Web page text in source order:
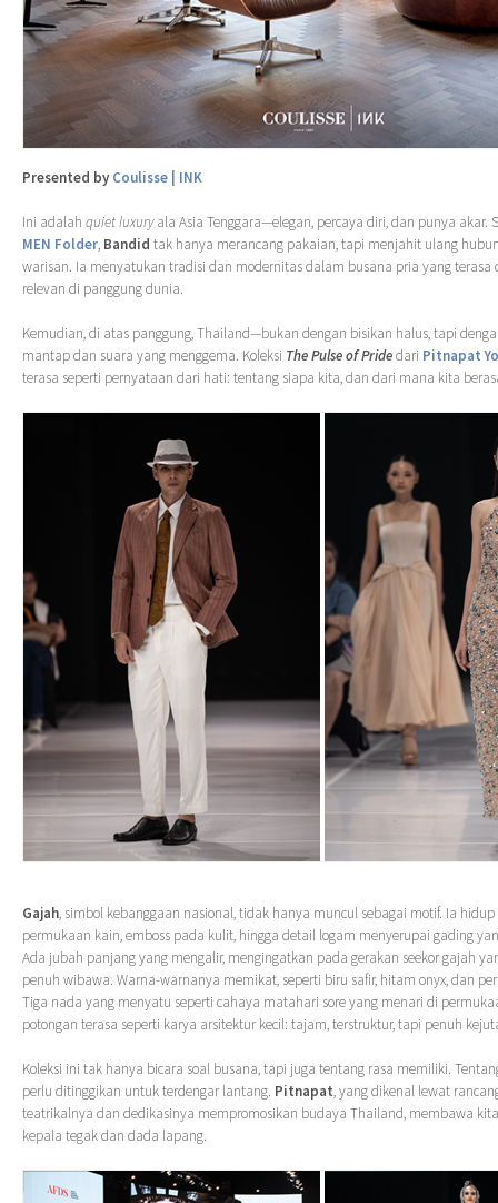
Presented by Coulisse | INK
Ini adalah quiet luxuryala Asia Tenggara—elegan, percaya diri, dan punya akar.
MEN Folder, Bandid tak hanya merancang pakaian, tapi menjahit ulang
warisan. Ia menyatukan tradisi dan modernitas dalam busana pria yang terasa
relevan di panggung dunia.
Kemudian, di atas panggung, Thailand—bukan dengan bisikan halus, tapi
mantap dan suara yang menggema. Koleksi The Pulse of Pridedari Pitnapat
terasa seperti pernyataan dari hati: tentang siapa kita, dan dari mana kita
Gajah, simbol kebanggaan nasional, tidak hanya muncul sebagai motif. Ia
permukaan kain, emboss pada kulit, hingga detail logam menyerupai gading
Ada jubah panjang yang mengalir, mengingatkan pada gerakan seekor gajah
penuh wibawa. Warna-warnanya memikat, seperti biru safir, hitam onyx, dan
Tiga nada yang menyatu seperti cahaya matahari sore yang menari di
potongan terasa seperti karya arsitektur kecil: tajam, terstruktur, tapi penuh
Koleksi ini tak hanya bicara soal busana, tapi juga tentang rasa memiliki.
perlu ditinggikan untuk terdengar lantang. Pitnapat, yang dikenal lewat
teatrikalnya dan dedikasinya mempromosikan budaya Thailand, membawa
kepala tegak dan dada lapang.